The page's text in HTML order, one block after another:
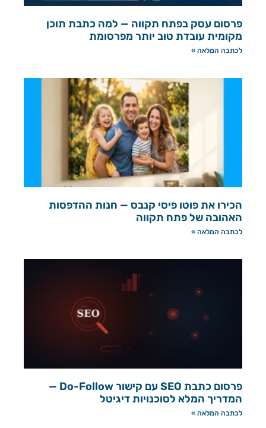
פרסום עסק בפתח תקווה — למה כתבת תוכן
מקומית עובדת טוב יותר מפרסומת
לכתבה המלאה »
הכירו את פוטו פיסי קנבס — חנות ההדפסות
האהובה של פתח תקווה
לכתבה המלאה »
פרסום כתבת SEO עם קישור Do-Follow —
המדריך המלא לסוכנויות דיגיטל
לכתבה המלאה »